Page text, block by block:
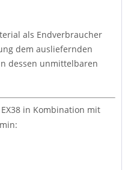
als Endverbraucher
dem ausliefernden
dessen unmittelbaren
in Kombination mit